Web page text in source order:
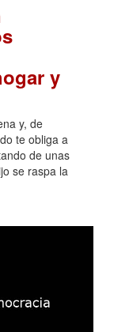
y
y, de
te obliga a
de unas
se raspa la